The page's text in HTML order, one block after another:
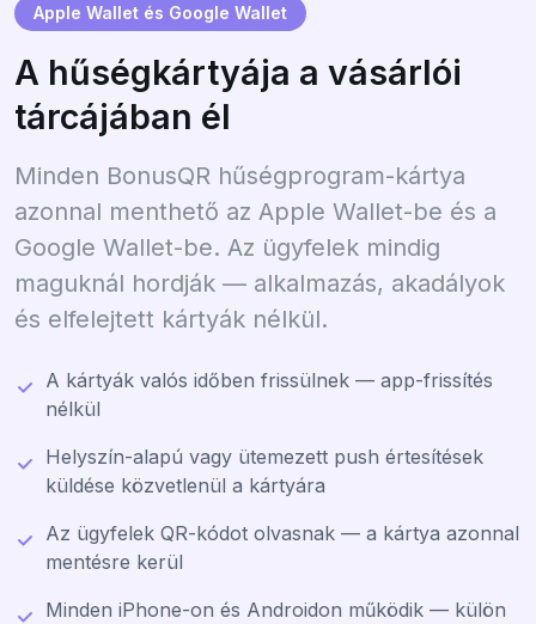
Apple Wallet és Google Wallet
A hűségkártyája a vásárlói
tárcájában él
Minden BonusQR hűségprogram-kártya
azonnal menthető az Apple Wallet-be és a
Google Wallet-be. Az ügyfelek mindig
maguknál hordják — alkalmazás, akadályok
és elfelejtett kártyák nélkül.
A kártyák valós időben frissülnek — app-frissítés
nélkül
Helyszín-alapú vagy ütemezett push értesítések
küldése közvetlenül a kártyára
Az ügyfelek QR-kódot olvasnak — a kártya azonnal
mentésre kerül
Minden iPhone-on és Androidon működik — külön